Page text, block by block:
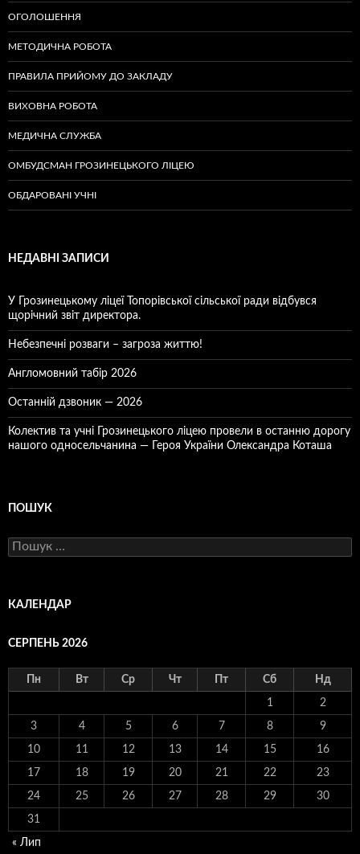
ОГОЛОШЕННЯ
МЕТОДИЧНА РОБОТА
ПРАВИЛА ПРИЙОМУ ДО ЗАКЛАДУ
ВИХОВНА РОБОТА
МЕДИЧНА СЛУЖБА
ОМБУДСМАН ГРОЗИНЕЦЬКОГО ЛІЦЕЮ
ОБДАРОВАНІ УЧНІ
НЕДАВНІ ЗАПИСИ
У Грозинецькому ліцеї Топорівської сільської ради відбувся
щорічний звіт директора.
Небезпечні розваги – загроза життю!
Англомовний табір 2026
Останній дзвоник — 2026
Колектив та учні Грозинецького ліцею провели в останню дорогу
нашого односельчанина — Героя України Олександра Коташа
ПОШУК
Пошук:
КАЛЕНДАР
СЕРПЕНЬ 2026
Пн Вт Ср Чт Пт Сб Нд
1 2
3 4 5 6 7 8 9
10 11 12 13 14 15 16
17 18 19 20 21 22 23
24 25 26 27 28 29 30
31
« Лип